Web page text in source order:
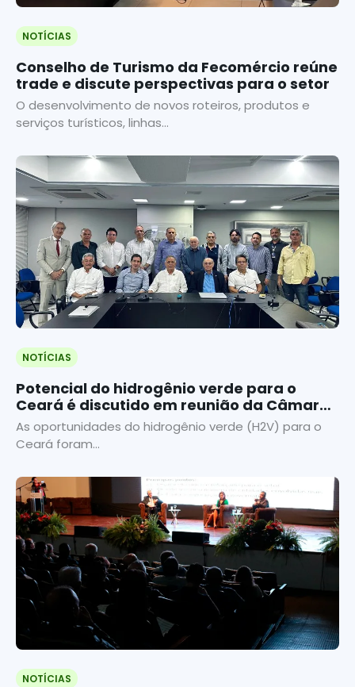
NOTÍCIAS
Conselho de Turismo da Fecomércio reúne
trade e discute perspectivas para o setor
O desenvolvimento de novos roteiros, produtos e
serviços turísticos, linhas...
NOTÍCIAS
Potencial do hidrogênio verde para o
Ceará é discutido em reunião da Câmara
das Energias da Fecomércio
As oportunidades do hidrogênio verde (H2V) para o
Ceará foram...
NOTÍCIAS